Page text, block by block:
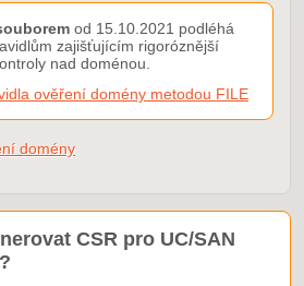
od 15.10.2021 podléhá
zajišťujícím rigoróznější
nad doménou.
ověření domény metodou FILE
domény
CSR pro UC/SAN